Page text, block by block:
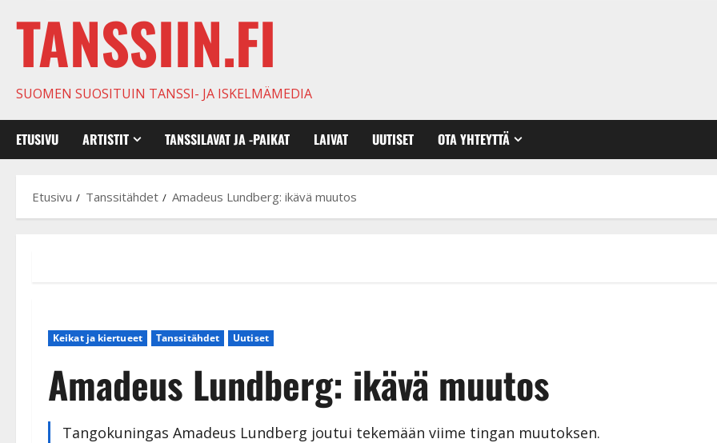
TANSSIIN.FI
SUOMEN SUOSITUIN TANSSI- JA ISKELMÄMEDIA
ETUSIVU ARTISTIT TANSSILAVAT JA -PAIKAT LAIVAT UUTISET OTA YHTEYTTÄ
Etusivu Tanssitähdet Amadeus Lundberg: ikävä muutos
Keikat ja kiertueet Tanssitähdet Uutiset
Amadeus Lundberg: ikävä muutos
Tangokuningas Amadeus Lundberg joutui tekemään viime tingan muutoksen.